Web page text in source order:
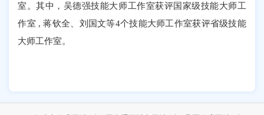
室。其中，吴德强技能大师工作室获评国家级技能大师工
作室 , 蒋钦全、刘国文等4个技能大师工作室获评省级技能
大师工作室。